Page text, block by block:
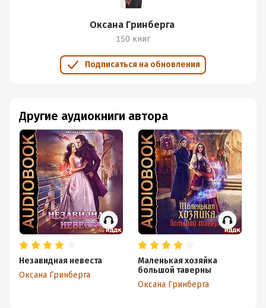
Оксана Гринберга
150 книг
Подписаться на обновления
Другие аудиокниги автора
Незавидная невеста
Оксана Гринберга
Маленькая хозяйка
большой таверны
Оксана Гринберга